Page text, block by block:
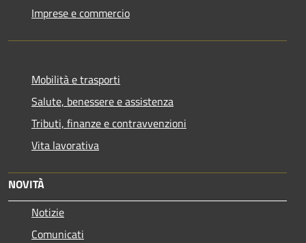
Imprese e commercio
Mobilità e trasporti
Salute, benessere e assistenza
Tributi, finanze e contravvenzioni
Vita lavorativa
NOVITÀ
Notizie
Comunicati